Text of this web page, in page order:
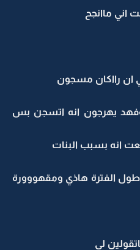
اني ماانجح
رااكان مسجون
يهرجون انه اتسجن بس
انه بسبب البنات
الفترة هاذي ومقهووورة
لي